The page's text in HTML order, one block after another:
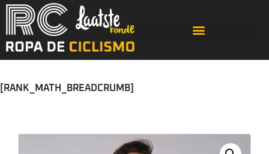
[RANK_MATH_BREADCRUMB]